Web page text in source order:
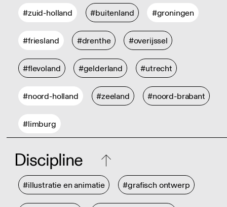
#zuid-holland #buitenland #groningen
#friesland #drenthe #overijssel
#flevoland #gelderland #utrecht
#noord-holland #zeeland #noord-brabant
#limburg
Discipline
#illustratie en animatie #grafisch ontwerp